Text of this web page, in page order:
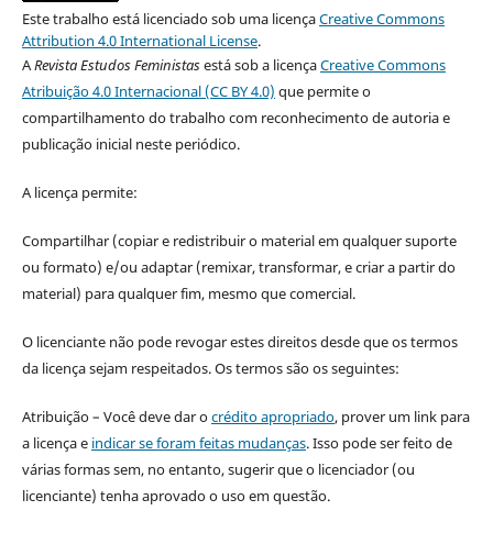
Este trabalho está licenciado sob uma licençaCreative Commons
Attribution 4.0 International License.
ARevista Estudos Feministasestá sob a licençaCreative Commons
Atribuição 4.0 Internacional (CC BY 4.0) que permite o
compartilhamento do trabalho com reconhecimento de autoria e
publicação inicial neste periódico.
A licença permite:
Compartilhar (copiar e redistribuir o material em qualquer suporte
ou formato) e/ou adaptar (remixar, transformar, e criar a partir do
material) para qualquer fim, mesmo que comercial.
O licenciante não pode revogar estes direitos desde que os termos
da licença sejam respeitados. Os termos são os seguintes:
Atribuição – Você deve dar ocrédito apropriado, prover um link para
a licença e indicar se foram feitas mudanças. Isso pode ser feito de
várias formas sem, no entanto, sugerir que o licenciador (ou
licenciante) tenha aprovado o uso em questão.